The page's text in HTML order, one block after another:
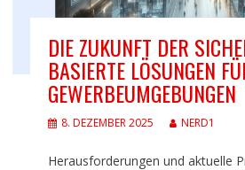
DIE ZUKUNFT DER
BASIERTE LÖSUNGEN
GEWERBEUMGEBUNGEN
8. DEZEMBER 2025 NERD1
Herausforderungen und aktuelle